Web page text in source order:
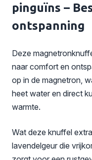
pinguïns –
ontspanning
Deze
naar comfort en
op in de magnetron,
heet water en direct
warmte.
Wat deze knuffel
lavendelgeur die